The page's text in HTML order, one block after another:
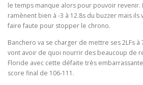
le temps manque alors pour pouvoir revenir.
ramènent bien à -3 à 12.8s du buzzer mais
faire faute pour stopper le chrono.
Banchero va se charger de mettre ses 2LFs à
vont avoir de quoi nourrir des beaucoup de
Floride avec cette défaite très
score final de 106-111.